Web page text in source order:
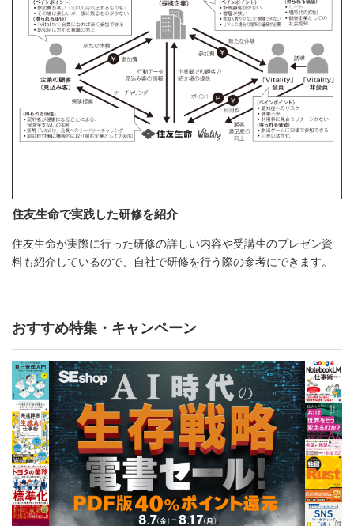
住友生命で実践した研修を紹介
住友生命が実際に行った研修の詳しい内容や受講生のプレゼン資
料も紹介しているので、自社で研修を行う際の参考にできます。
おすすめ特集・キャンペーン